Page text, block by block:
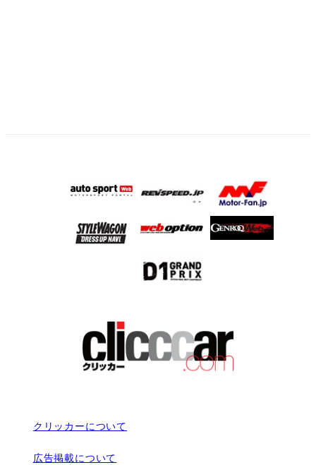
クリッカーについて
広告掲載について